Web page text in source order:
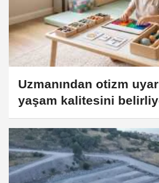
Uzmanından otizm
yaşam kalitesini